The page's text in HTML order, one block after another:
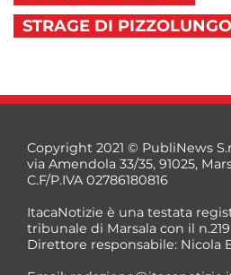
STRAGE DI PIZZOLUNGO
Copyright 2021 © PubliNews
via Amendola 33/35, 91025,
C.F/P.IVA 02786180816
ItacaNotizie è una testata
tribunale di Marsala con il n.219
Direttore responsabile: Nicola